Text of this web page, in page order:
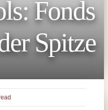
Fonds
Spitze